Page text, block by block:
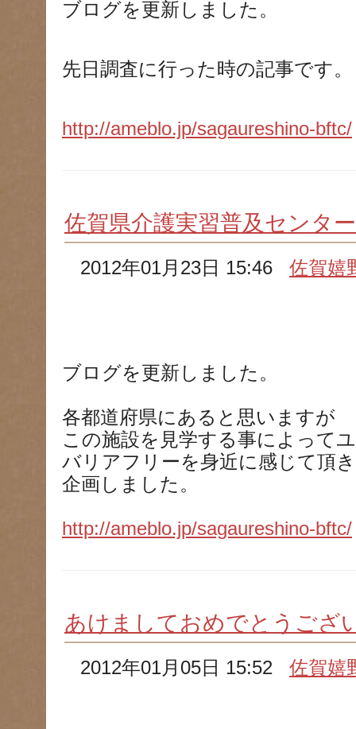
ブログを更新しました。
先日調査に行った時の記事です。
http://ameblo.jp/sagaureshino-bftc/
佐賀県介護実習普及センタ
2012年01月23日 15:46佐賀嬉
ブログを更新しました。
各都道府県にあると思いますが
この施設を見学する事によって
バリアフリーを身近に感じて頂
企画しました。
http://ameblo.jp/sagaureshino-bftc/
あけましておめでとうござ
2012年01月05日 15:52佐賀嬉